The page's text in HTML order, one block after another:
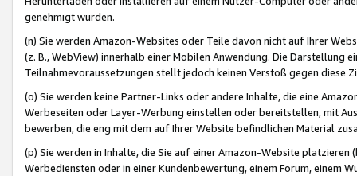
genehmigt wurden.
(n) Sie werden Amazon-Websites oder Teile davon nicht auf Ihrer
(z. B., WebView) innerhalb einer Mobilen Anwendung. Die Darstellung
Teilnahmevoraussetzungen stellt jedoch keinen Verstoß gegen diese
(o) Sie werden keine Partner-Links oder andere Inhalte, die eine
Werbeseiten oder Layer-Werbung einstellen oder bereitstellen, mit
bewerben, die eng mit dem auf Ihrer Website befindlichen Material
(p) Sie werden in Inhalte, die Sie auf einer Amazon-Website
Werbediensten oder in einer Kundenbewertung, einem Forum, einem